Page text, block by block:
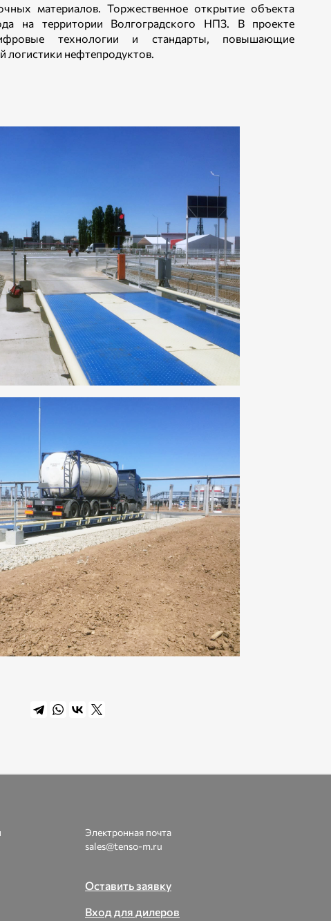
материалов. Торжественное открытие объекта
на территории Волгоградского НПЗ. В проекте
технологии и стандарты, повышающие
логистики нефтепродуктов.
Электронная почта
sales@tenso-m.ru
Оставить заявку
Вход для дилеров